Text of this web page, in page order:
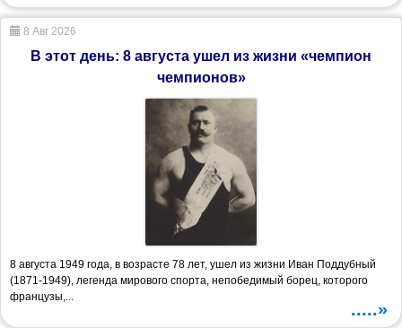
8 Авг 2026
В этот день: 8 августа ушел из жизни «чемпион
чемпионов»
8 августа 1949 года, в возрасте 78 лет, ушел из жизни Иван Поддубный
(1871-1949), легенда мирового спорта, непобедимый борец, которого
французы,...
.....»